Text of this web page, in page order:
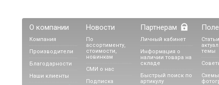
О компании
Компания
Производители
Благодарности
Наши клиенты
Новости
По
ассортименту,
стоимости,
новинкам
СМИ о нас
Подписка
Партнерам
Личный кабинет
Информация о
наличии товара на
складе
Быстрый поиск по
артикулу
темы